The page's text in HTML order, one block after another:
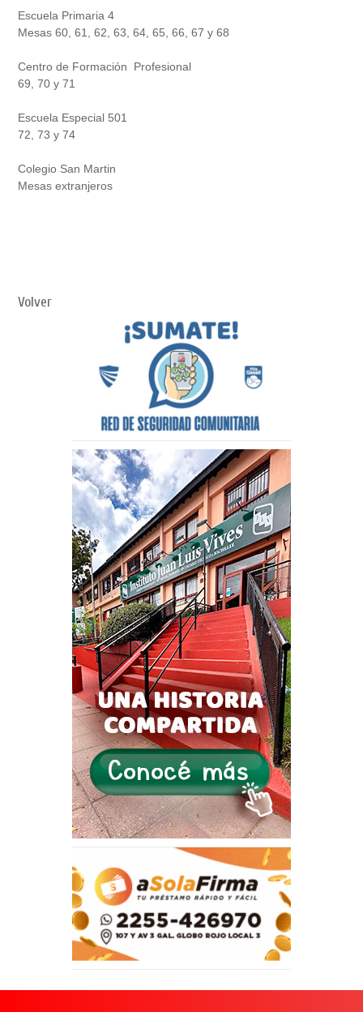
Escuela Primaria 4
Mesas 60, 61, 62, 63, 64, 65, 66, 67 y 68
Centro de Formación Profesional
69, 70 y 71
Escuela Especial 501
72, 73 y 74
Colegio San Martin
Mesas extranjeros
Volver